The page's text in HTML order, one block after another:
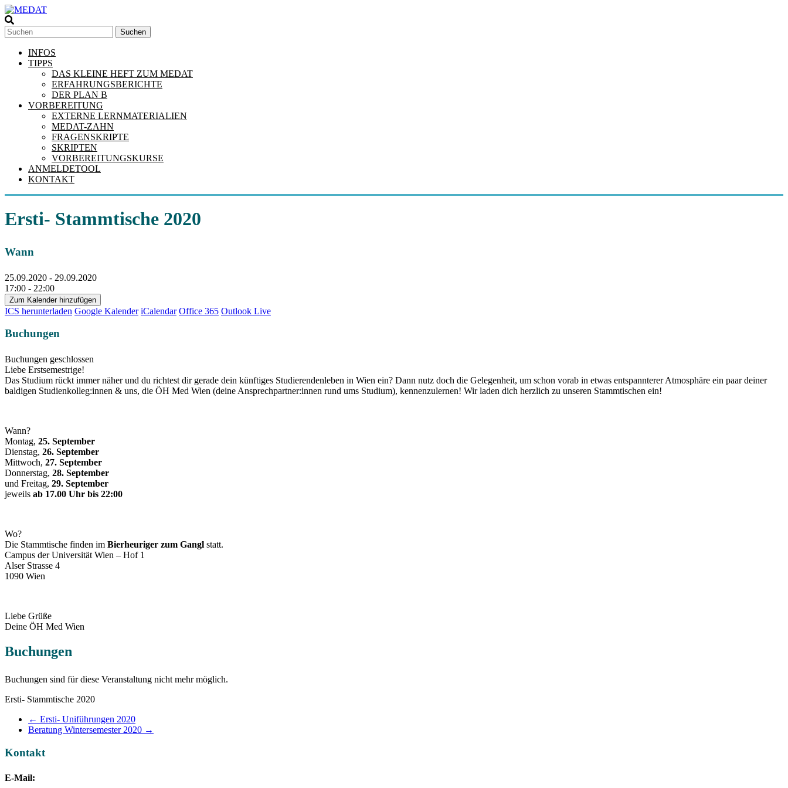
Skip
to
content
MEDAT
ALLE
INFOS
AUFNAHMEVERFAHREN
MEDIZINSTUDENTEN
ÖSTERREICH
Suchen
INFOS
TIPPS
DAS KLEINE HEFT ZUM MEDAT
ERFAHRUNGSBERICHTE
DER PLAN B
VORBEREITUNG
EXTERNE LERNMATERIALIEN
MEDAT-ZAHN
FRAGENSKRIPTE
SKRIPTEN
VORBEREITUNGSKURSE
ANMELDETOOL
KONTAKT
Ersti- Stammtische 2020
Wann
25.09.2020 - 29.09.2020
17:00 - 22:00
Zum Kalender hinzufügen
ICS herunterladen Google Kalender iCalendar Office 365 Outlook Live
Buchungen
Buchungen geschlossen
Liebe Erstsemestrige!
Das Studium rückt immer näher und du richtest dir gerade dein künftiges Studierendenleben in Wien ein? Dann nutz doch die Gelegenheit, um schon vorab in etwas entspannterer Atmosphäre ein paar deiner
baldigen Studienkolleg:innen & uns, die ÖH Med Wien (deine Ansprechpartner:innen rund ums Studium), kennenzulernen! Wir laden dich herzlich zu unseren Stammtischen ein!
Wann?
Montag, 25. September
Dienstag, 26. September
Mittwoch, 27. September
Donnerstag, 28. September
und Freitag, 29. September
jeweils ab 17.00 Uhr bis 22:00
Wo?
Die Stammtische finden im Bierheuriger zum Gangl statt.
Campus der Universität Wien – Hof 1
Alser Strasse 4
1090 Wien
Liebe Grüße
Deine ÖH Med Wien
Buchungen
Buchungen sind für diese Veranstaltung nicht mehr möglich.
Ersti- Stammtische 2020
← Ersti- Uniführungen 2020
Beratung Wintersemester 2020 →
Kontakt
E-Mail: